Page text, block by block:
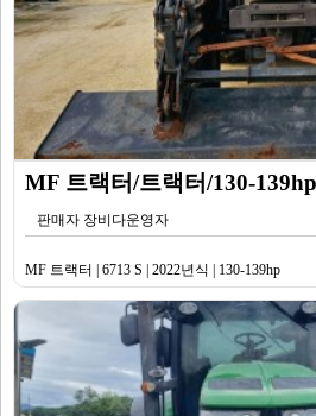
MF 트랙터/트랙터/130-
판매자 장비다운영자
MF 트랙터 | 6713 S | 2022년식 | 130-139hp